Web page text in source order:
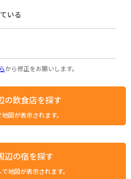
いる
から修正をお願いします。
の飲食店を探す
図が表示されます。
辺の宿を探す
地図が表示されます。